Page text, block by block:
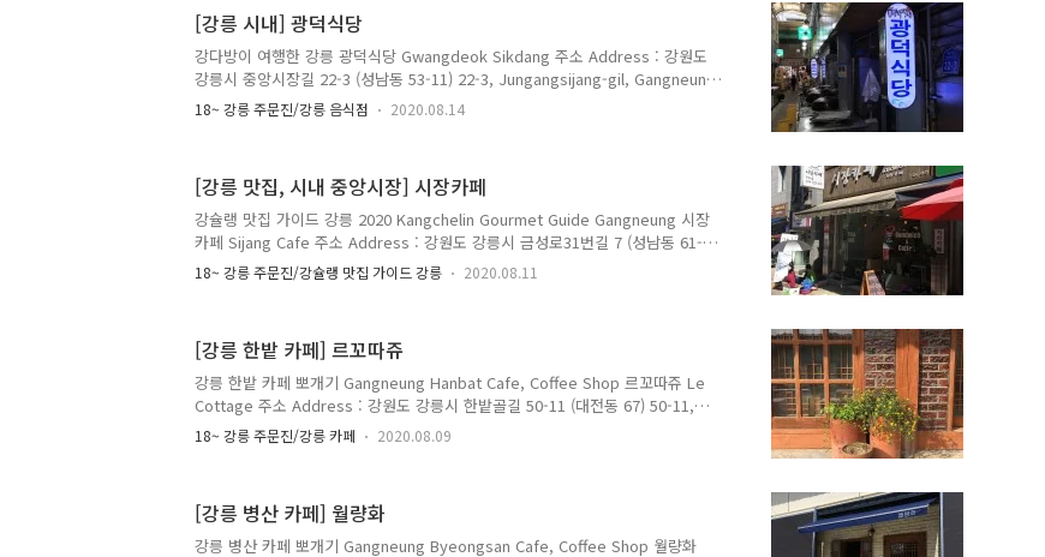
음식점. 점심시간에만 영업하며 원칙적으로는 2인분 이상만 가능하나, 점심시간
을 비껴가면 혼자서도 돌솥밥을 주문을..
[강릉 시내] 광덕식당
강다방이 여행한 강릉 광덕식당 Gwangdeok Sikdang 주소 Address : 강원도
강릉시 중앙시장길 22-3 (성남동 53-11) 22-3, Jungangsijang-gil, Gangneung-
si, Gangwon-do 전화 Telephone : 033-642-6851 영업 시간 Opening Hours
: 매일 Everyday 07:00~20:00 매주 화요일 휴무 Closed Every Tuesday 메뉴
원 강릉 중앙시장에 있는 국밥집. 강릉 사람들이라면 누구나 한 번쯤을 가..
18~ 강릉 주문진/강릉 음식점 2020.08.14
[강릉 맛집, 시내 중앙시장] 시장카페
강슐랭 맛집 가이드 강릉 2020 Kangchelin Gourmet Guide Gangneung 시장
카페 Sijang Cafe 주소 Address : 강원도 강릉시 금성로31번길 7 (성남동 61-7)
7, Geumseong-ro 31beon-gil, Gangneung-si, Gangwon-do 영업 시간
Opening Hours : 매일 Everyday 10:00~20:00 매주 2째주, 3째주 수요일 휴무
Mocha 3,500원 아이스 Ice +500원 추가 강릉시장 골목길에 숨어있는 카페. 겉
에서..
18~ 강릉 주문진/강슐랭 맛집 가이드 강릉 2020.08.11
[강릉 한밭 카페] 르꼬따쥬
강릉 한밭 카페 뽀개기 Gangneung Hanbat Cafe, Coffee Shop 르꼬따쥬 Le
Cottage 주소 Address : 강원도 강릉시 한밭골길 50-11 (대전동 67) 50-11,
Hanbatgol-gil, Gangneung-si, Gangwon-do 전화 Telephone : 070-4789-
0729 영업 시간 Opening Hours : 매일 Everyday 08:00~21:00 100% 예약제
원 2인 이상 법원과 사천 과학단지 사이, 한밭에 있는 독채 한옥 카페. 예약제로
만 이용가능하며 최..
18~ 강릉 주문진/강릉 카페 2020.08.09
[강릉 병산 카페] 월량화
강릉 병산 카페 뽀개기 Gangneung Byeongsan Cafe, Coffee Shop 월량화